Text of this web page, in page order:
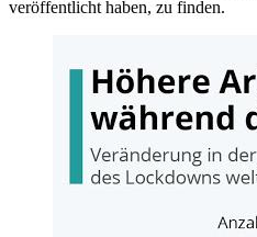
veröffentlicht haben, zu finden.